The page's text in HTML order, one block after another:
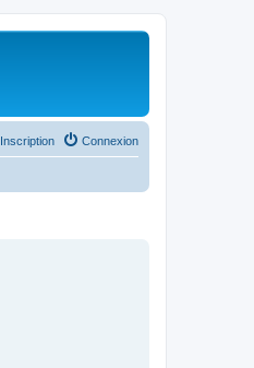
Connexion
Inscription